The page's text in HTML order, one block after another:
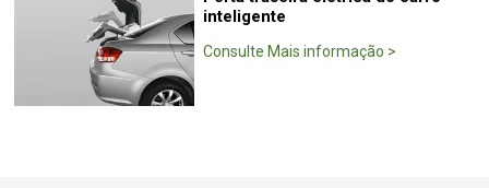
inteligente
Consulte Mais informação >